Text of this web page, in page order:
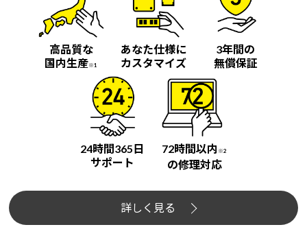
高品質な
国内生産※1
あなた仕様に
カスタマイズ
3年間の
無償保証
24時間365日
サポート
72時間以内 ※2
の修理対応
詳しく見る